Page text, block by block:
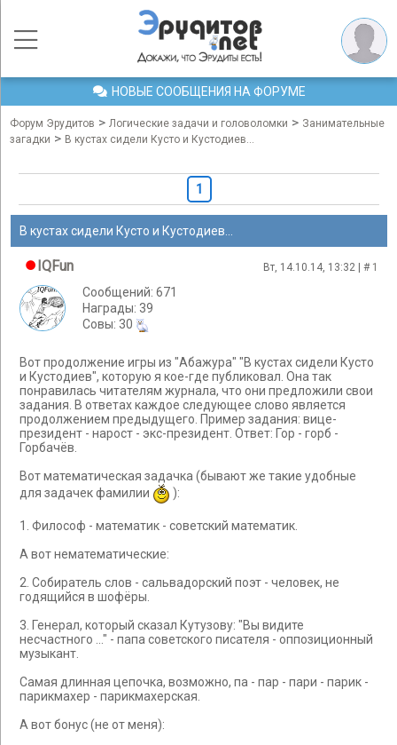
НОВЫЕ СООБЩЕНИЯ НА ФОРУМЕ
Форум Эрудитов > Логические задачи и головоломки > Занимательные
загадки > В кустах сидели Кусто и Кустодиев...
1
В кустах сидели Кусто и Кустодиев...
IQFun Вт, 14.10.14, 13:32 | # 1
Сообщений: 671
Награды: 39
Cовы: 30
Вот продолжение игры из "Абажура" "В кустах сидели Кусто
и Кустодиев", которую я кое-где публиковал. Она так
понравилась читателям журнала, что они предложили свои
задания. В ответах каждое следующее слово является
продолжением предыдущего. Пример задания: вице-
президент - нарост - экс-президент. Ответ: Гор - горб -
Горбачёв.
Вот математическая задачка (бывают же такие удобные
для задачек фамилии
):
1. Философ - математик - советский математик.
А вот нематематические:
2. Собиратель слов - сальвадорский поэт - человек, не
годящийся в шофёры.
3. Генерал, который сказал Кутузову: "Вы видите
несчастного ..." - папа советского писателя - оппозиционный
музыкант.
Самая длинная цепочка, возможно, па - пар - пари - парик -
парикмахер - парикмахерская.
А вот бонус (не от меня):